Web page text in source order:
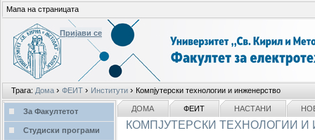
Лични
алати
Пријави се
Трага: Дома › ФЕИТ › Институти › Компјутерски технологии и инженерство
Мапа на страницата
делови
ДОМА ФЕИТ НАСТАНИ
КОМПЈУТЕРСКИ ТЕХНОЛОГИИ
NAVIGATION
За Факултетот
Студиски програми